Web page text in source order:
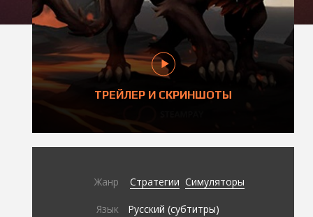
ТРЕЙЛЕР И СКРИНШОТЫ
Жанр Стратегии Симуляторы
Язык Русский (субтитры)